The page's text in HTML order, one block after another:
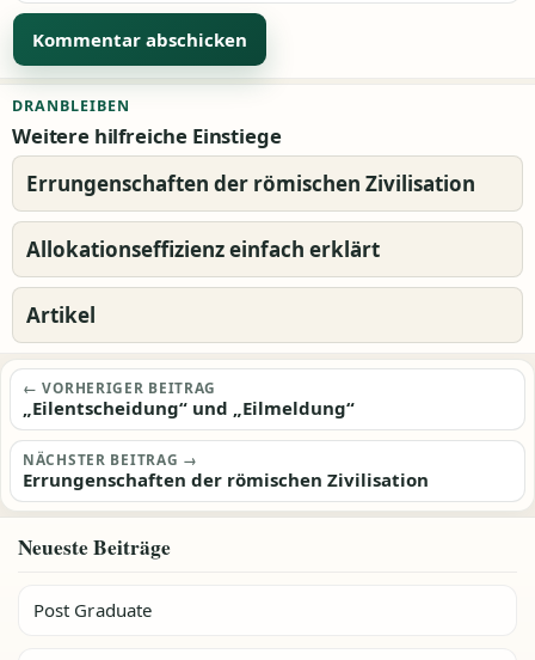
DRANBLEIBEN
Weitere hilfreiche Einstiege
Errungenschaften der römischen Zivilisation
Allokationseffizienz einfach erklärt
Artikel
Beitragsnavigation
← VORHERIGER BEITRAG
„Eilentscheidung“ und „Eilmeldung“
NÄCHSTER BEITRAG →
Errungenschaften der römischen Zivilisation
Neueste Beiträge
Post Graduate